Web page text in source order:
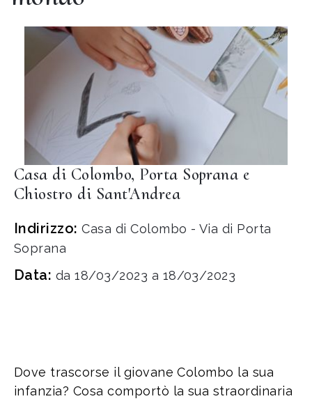
Casa di Colombo, Porta Soprana e
Chiostro di Sant'Andrea
Indirizzo:Casa di Colombo - Via di Porta
Soprana
Data: da 18/03/2023 a 18/03/2023
Dove trascorse il giovane Colombo la sua
infanzia? Cosa comportò la sua straordinaria